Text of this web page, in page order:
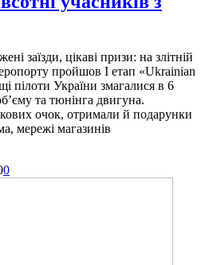
заїзди, цікаві призи: на злітній
пройшов І етап «Ukrainian
пілоти України змагалися в 6
та тюнінга двигуна.
очок, отримали й подарунки
мережі магазинів
0